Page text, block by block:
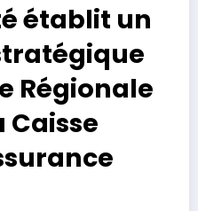
établit un
Régionale
Caisse